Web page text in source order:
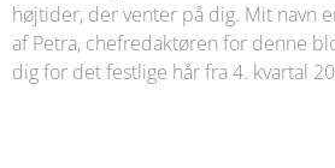
højtider, der venter på dig. Mit navn
af ​​Petra, chefredaktøren for denne
dig for det festlige hår fra 4. kvartal